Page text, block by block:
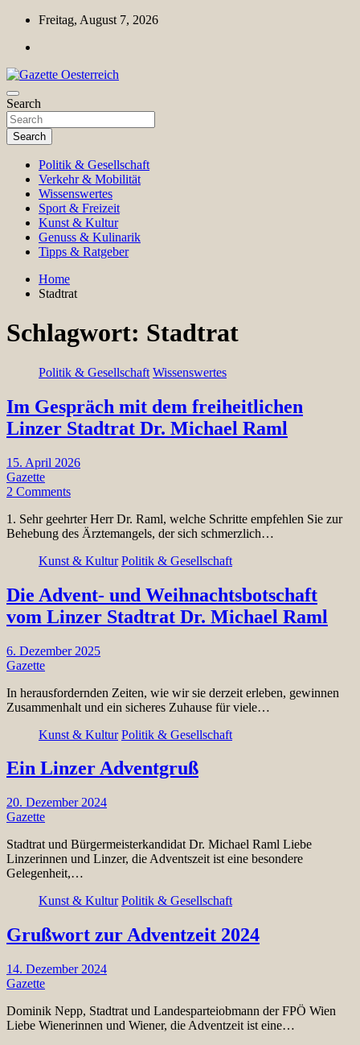
Skip
content
Freitag, August 7, 2026
Gazette Oesterreich
Magazin für Freizeit, Politik, Kultur & Wissenschaft
Search
Search
Politik & Gesellschaft
Verkehr & Mobilität
Wissenswertes
Sport & Freizeit
Kunst & Kultur
Genuss & Kulinarik
Tipps & Ratgeber
Home
Stadtrat
Schlagwort: Stadtrat
Politik & Gesellschaft Wissenswertes
Im Gespräch mit dem freiheitlichen
Linzer Stadtrat Dr. Michael Raml
15. April 2026
Gazette
2 Comments
1. Sehr geehrter Herr Dr. Raml, welche Schritte empfehlen Sie zur
Behebung des Ärztemangels, der sich schmerzlich…
Kunst & Kultur Politik & Gesellschaft
Die Advent- und Weihnachtsbotschaft
vom Linzer Stadtrat Dr. Michael Raml
6. Dezember 2025
Gazette
In herausfordernden Zeiten, wie wir sie derzeit erleben, gewinnen
Zusammenhalt und ein sicheres Zuhause für viele…
Kunst & Kultur Politik & Gesellschaft
Ein Linzer Adventgruß
20. Dezember 2024
Gazette
Stadtrat und Bürgermeisterkandidat Dr. Michael Raml Liebe
Linzerinnen und Linzer, die Adventszeit ist eine besondere
Gelegenheit,…
Kunst & Kultur Politik & Gesellschaft
Grußwort zur Adventzeit 2024
14. Dezember 2024
Gazette
Dominik Nepp, Stadtrat und Landesparteiobmann der FPÖ Wien
Liebe Wienerinnen und Wiener, die Adventzeit ist eine…